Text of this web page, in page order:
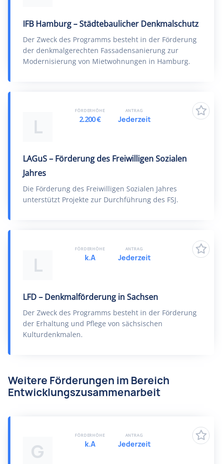
IFB Hamburg – Städtebaulicher Denkmalschutz
Der Zweck des Programms besteht in der Förderung
der denkmalgerechten Fassadensanierung zur
Modernisierung von Mietwohnungen in Hamburg.
L
LAGuS – Förderung des Freiwilligen Sozialen
Jahres
Die Förderung des Freiwilligen Sozialen Jahres
unterstützt Projekte zur Durchführung des FSJ.
FÖRDERHÖHE
2.200 €
ANTRAG
Jederzeit
L
LFD – Denkmalförderung in Sachsen
Der Zweck des Programms besteht in der Förderung
der Erhaltung und Pflege von sächsischen
Kulturdenkmalen.
FÖRDERHÖHE
k.A
ANTRAG
Jederzeit
Weitere Förderungen im Bereich
Entwicklungszusammenarbeit
G
FÖRDERHÖHE
k.A
ANTRAG
Jederzeit